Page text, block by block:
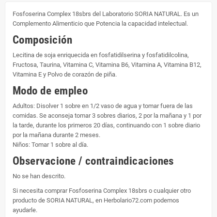
Fosfoserina Complex 18sbrs del Laboratorio SORIA NATURAL. Es un
Complemento Alimenticio que Potencia la capacidad intelectual.
Composición
Lecitina de soja enriquecida en fosfatidilserina y fosfatidilcolina,
Fructosa, Taurina, Vitamina C, Vitamina B6, Vitamina A, Vitamina B12,
Vitamina E y Polvo de corazón de piña.
Modo de empleo
Adultos: Disolver 1 sobre en 1/2 vaso de agua y tomar fuera de las
comidas. Se aconseja tomar 3 sobres diarios, 2 por la mañana y 1 por
la tarde, durante los primeros 20 días, continuando con 1 sobre diario
por la mañana durante 2 meses.
Niños: Tomar 1 sobre al día.
Observacione / contraindicaciones
No se han descrito.
Si necesita comprar Fosfoserina Complex 18sbrs o cualquier otro
producto de SORIA NATURAL, en Herbolario72.com podemos
ayudarle.